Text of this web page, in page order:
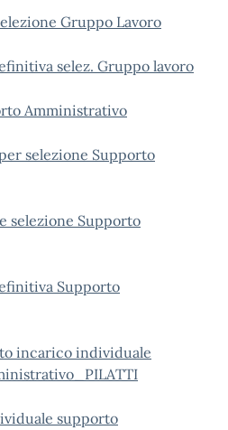
Gruppo Lavoro
selez. Gruppo lavoro
Amministrativo
selezione Supporto
selezione Supporto
Supporto
incarico individuale
supporto